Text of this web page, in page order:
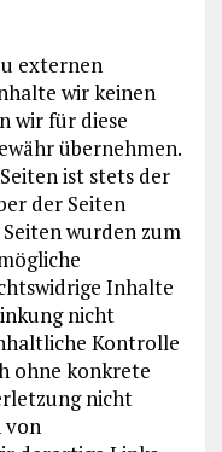
externen
wir keinen
wir für diese
übernehmen.
ist stets der
der Seiten
wurden zum
Inhalte
nicht
Kontrolle
ohne konkrete
nicht
von